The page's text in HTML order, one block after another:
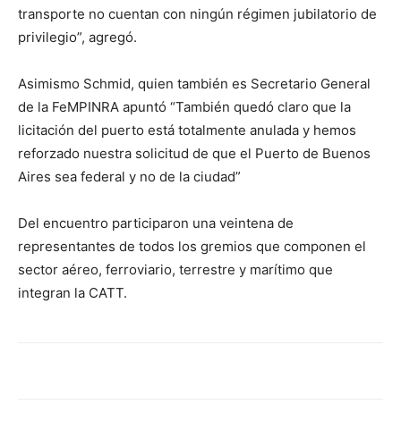
transporte no cuentan con ningún régimen jubilatorio de
privilegio”, agregó.
Asimismo Schmid, quien también es Secretario General
de la FeMPINRA apuntó “También quedó claro que la
licitación del puerto está totalmente anulada y hemos
reforzado nuestra solicitud de que el Puerto de Buenos
Aires sea federal y no de la ciudad”
Del encuentro participaron una veintena de
representantes de todos los gremios que componen el
sector aéreo, ferroviario, terrestre y marítimo que
integran la CATT.